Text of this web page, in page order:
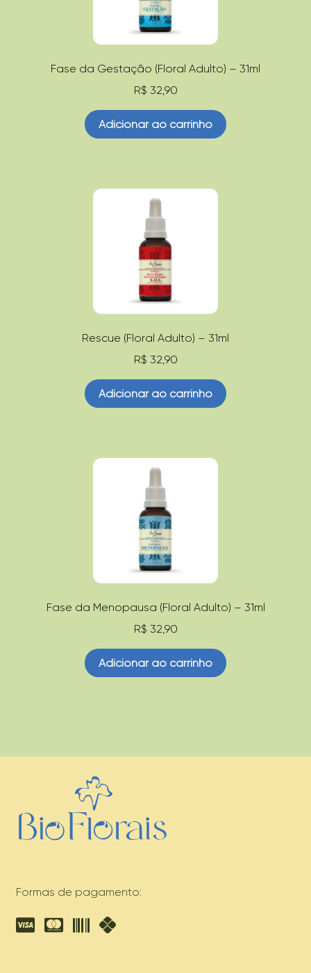
Fase da Gestação (Floral Adulto) – 31ml
R$ 32,90
Adicionar ao carrinho
Rescue (Floral Adulto) – 31ml
R$ 32,90
Adicionar ao carrinho
Fase da Menopausa (Floral Adulto) – 31ml
R$ 32,90
Adicionar ao carrinho
Formas de pagamento: